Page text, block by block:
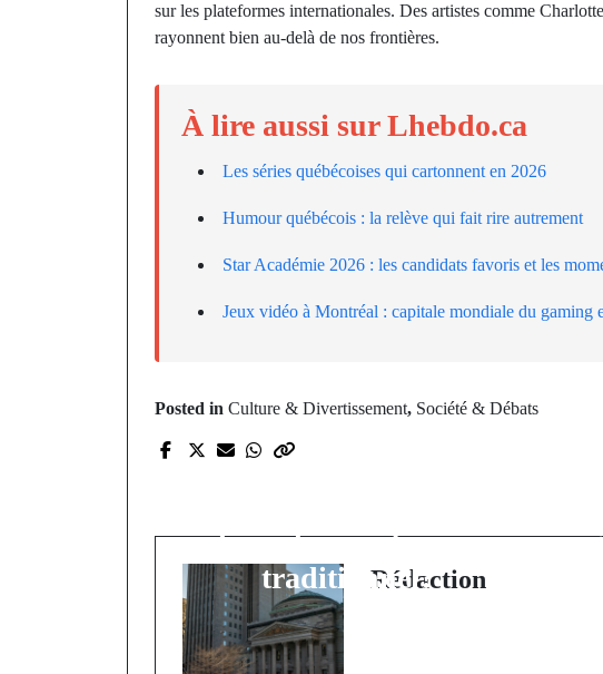
sur les plateformes internationales. Des artistes comme
rayonnent bien au-delà de nos frontières.
À lire aussi sur Lhebdo.ca
Les séries québécoises qui cartonnent en 2026
Humour québécois : la relève qui fait rire autrement
Star Académie 2026 : les candidats favoris et les
Jeux vidéo à Montréal : capitale mondiale du gaming
Posted in Culture & Divertissement, Société & Débats
Télétravail permanent :
dire adieu au bureau
traditionnel?
Rédaction